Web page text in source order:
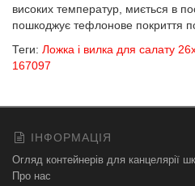
високих температур, миється в
пошкоджує тефлонове покриття
Теги: Ложка і вилка для салату
167097
ІНФОРМАЦІЯ
Огляд контейнерів для канцелярії
Про нас